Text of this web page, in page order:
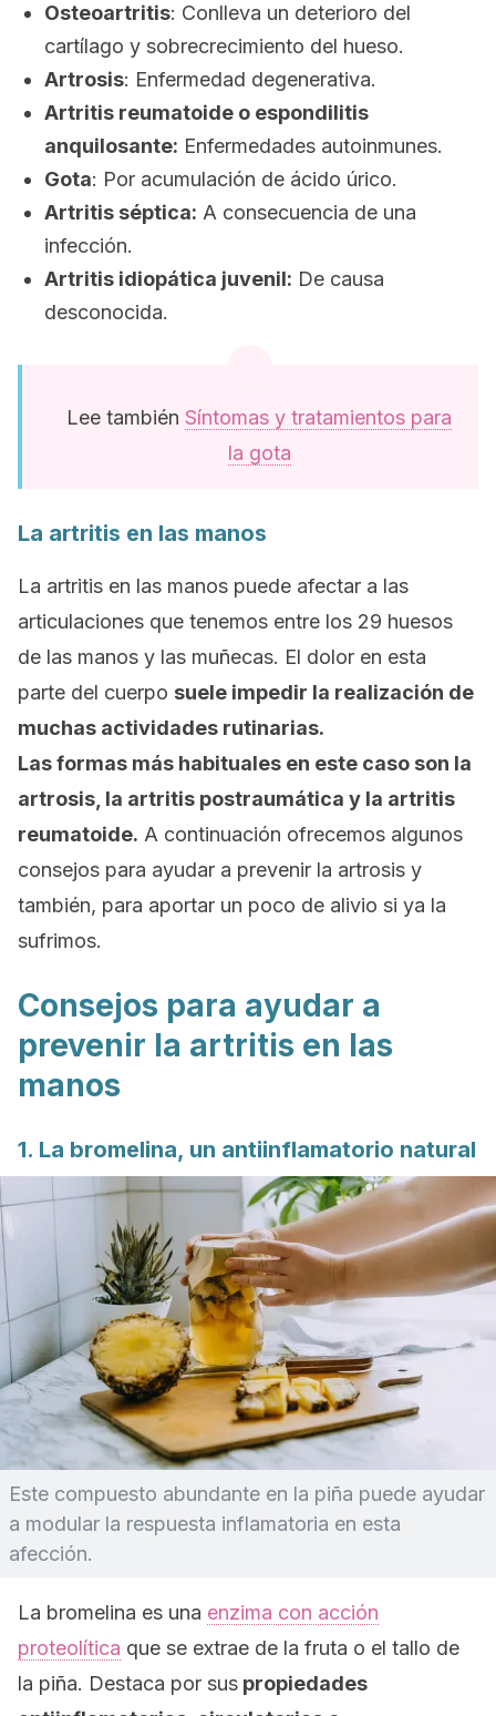
Osteoartritis: Conlleva un deterioro del
cartílago y sobrecrecimiento del hueso.
Artrosis: Enfermedad degenerativa.
Artritis reumatoide o espondilitis
anquilosante: Enfermedades autoinmunes.
Gota: Por acumulación de ácido úrico.
Artritis séptica: A consecuencia de una
infección.
Artritis idiopática juvenil: De causa
desconocida.
Lee también Síntomas y tratamientos para
la gota
La artritis en las manos
La artritis en las manos puede afectar a las
articulaciones que tenemos entre los 29 huesos
de las manos y las muñecas. El dolor en esta
parte del cuerpo suele impedir la realización de
muchas actividades rutinarias.
Las formas más habituales en este caso son la
artrosis, la artritis postraumática y la artritis
reumatoide. A continuación ofrecemos algunos
consejos para ayudar a prevenir la artrosis y
también, para aportar un poco de alivio si ya la
sufrimos.
Consejos para ayudar a
prevenir la artritis en las
manos
1. La bromelina, un antiinflamatorio natural
Este compuesto abundante en la piña puede ayudar
a modular la respuesta inflamatoria en esta
afección.
La bromelina es una enzima con acción
proteolítica que se extrae de la fruta o el tallo de
la piña. Destaca por sus propiedades